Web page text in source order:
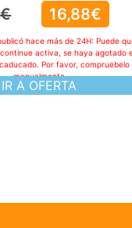
€ 16,88€
IR A OFERTA
hace más de 24H: Puede
activa, se haya agotado
Por favor, compruebelo
manualmente